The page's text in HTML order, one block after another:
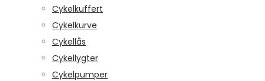
Cykelkuffert
Cykelkurve
Cykellås
Cykellygter
Cykelpumper